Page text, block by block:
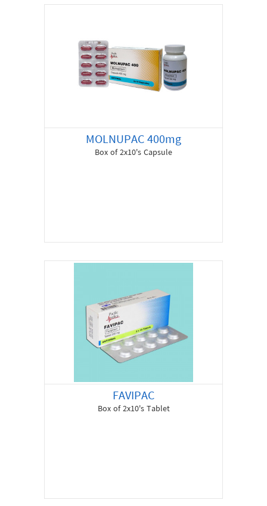
MOLNUPAC 400mg
Box of 2x10's Capsule
FAVIPAC
Box of 2x10's Tablet